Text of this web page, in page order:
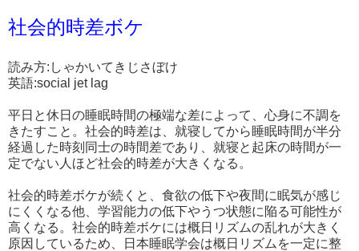
社会的時差ボケ
読み方:しゃかいてきじさぼけ
英語:social jet lag
平日と休日の睡眠時間の極端な差によって、心身に不調を
きたすこと。社会的時差は、就寝してから睡眠時間が半分
経過した時刻同士の時間差であり、就寝と起床の時間が一
定でない人ほど社会的時差が大きくなる。
社会的時差ボケが続くと、食欲の低下や夜間に眠気が感じ
にくくなる他、学習能力の低下やうつ状態に陥る可能性が
高くなる。社会的時差ボケには概日リズムの乱れが大きく
原因しているため、日本睡眠学会は概日リズムを一定に整